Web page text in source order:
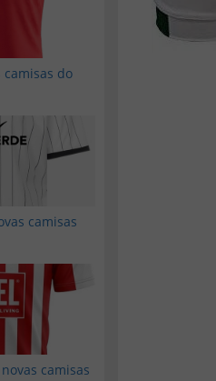
camisas do
camisas
camisas